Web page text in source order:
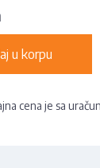
u korpu
cena je sa